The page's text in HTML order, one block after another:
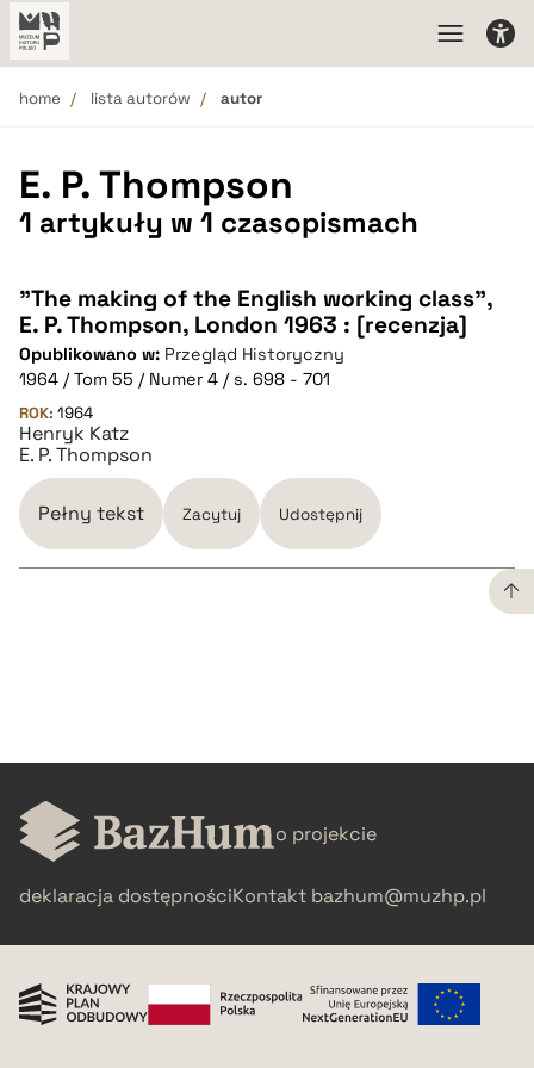
home lista autorów autor
E. P. Thompson
1 artykuły w 1 czasopismach
"The making of the English working class",
E. P. Thompson, London 1963 : [recenzja]
Opublikowano w: Przegląd Historyczny
1964 / Tom 55 / Numer 4 / s. 698 - 701
ROK: 1964
Henryk Katz
E. P. Thompson
Pełny tekst Zacytuj Udostępnij
pobierz cytat
o projekcie
deklaracja dostępnościKontakt bazhum@muzhp.pl